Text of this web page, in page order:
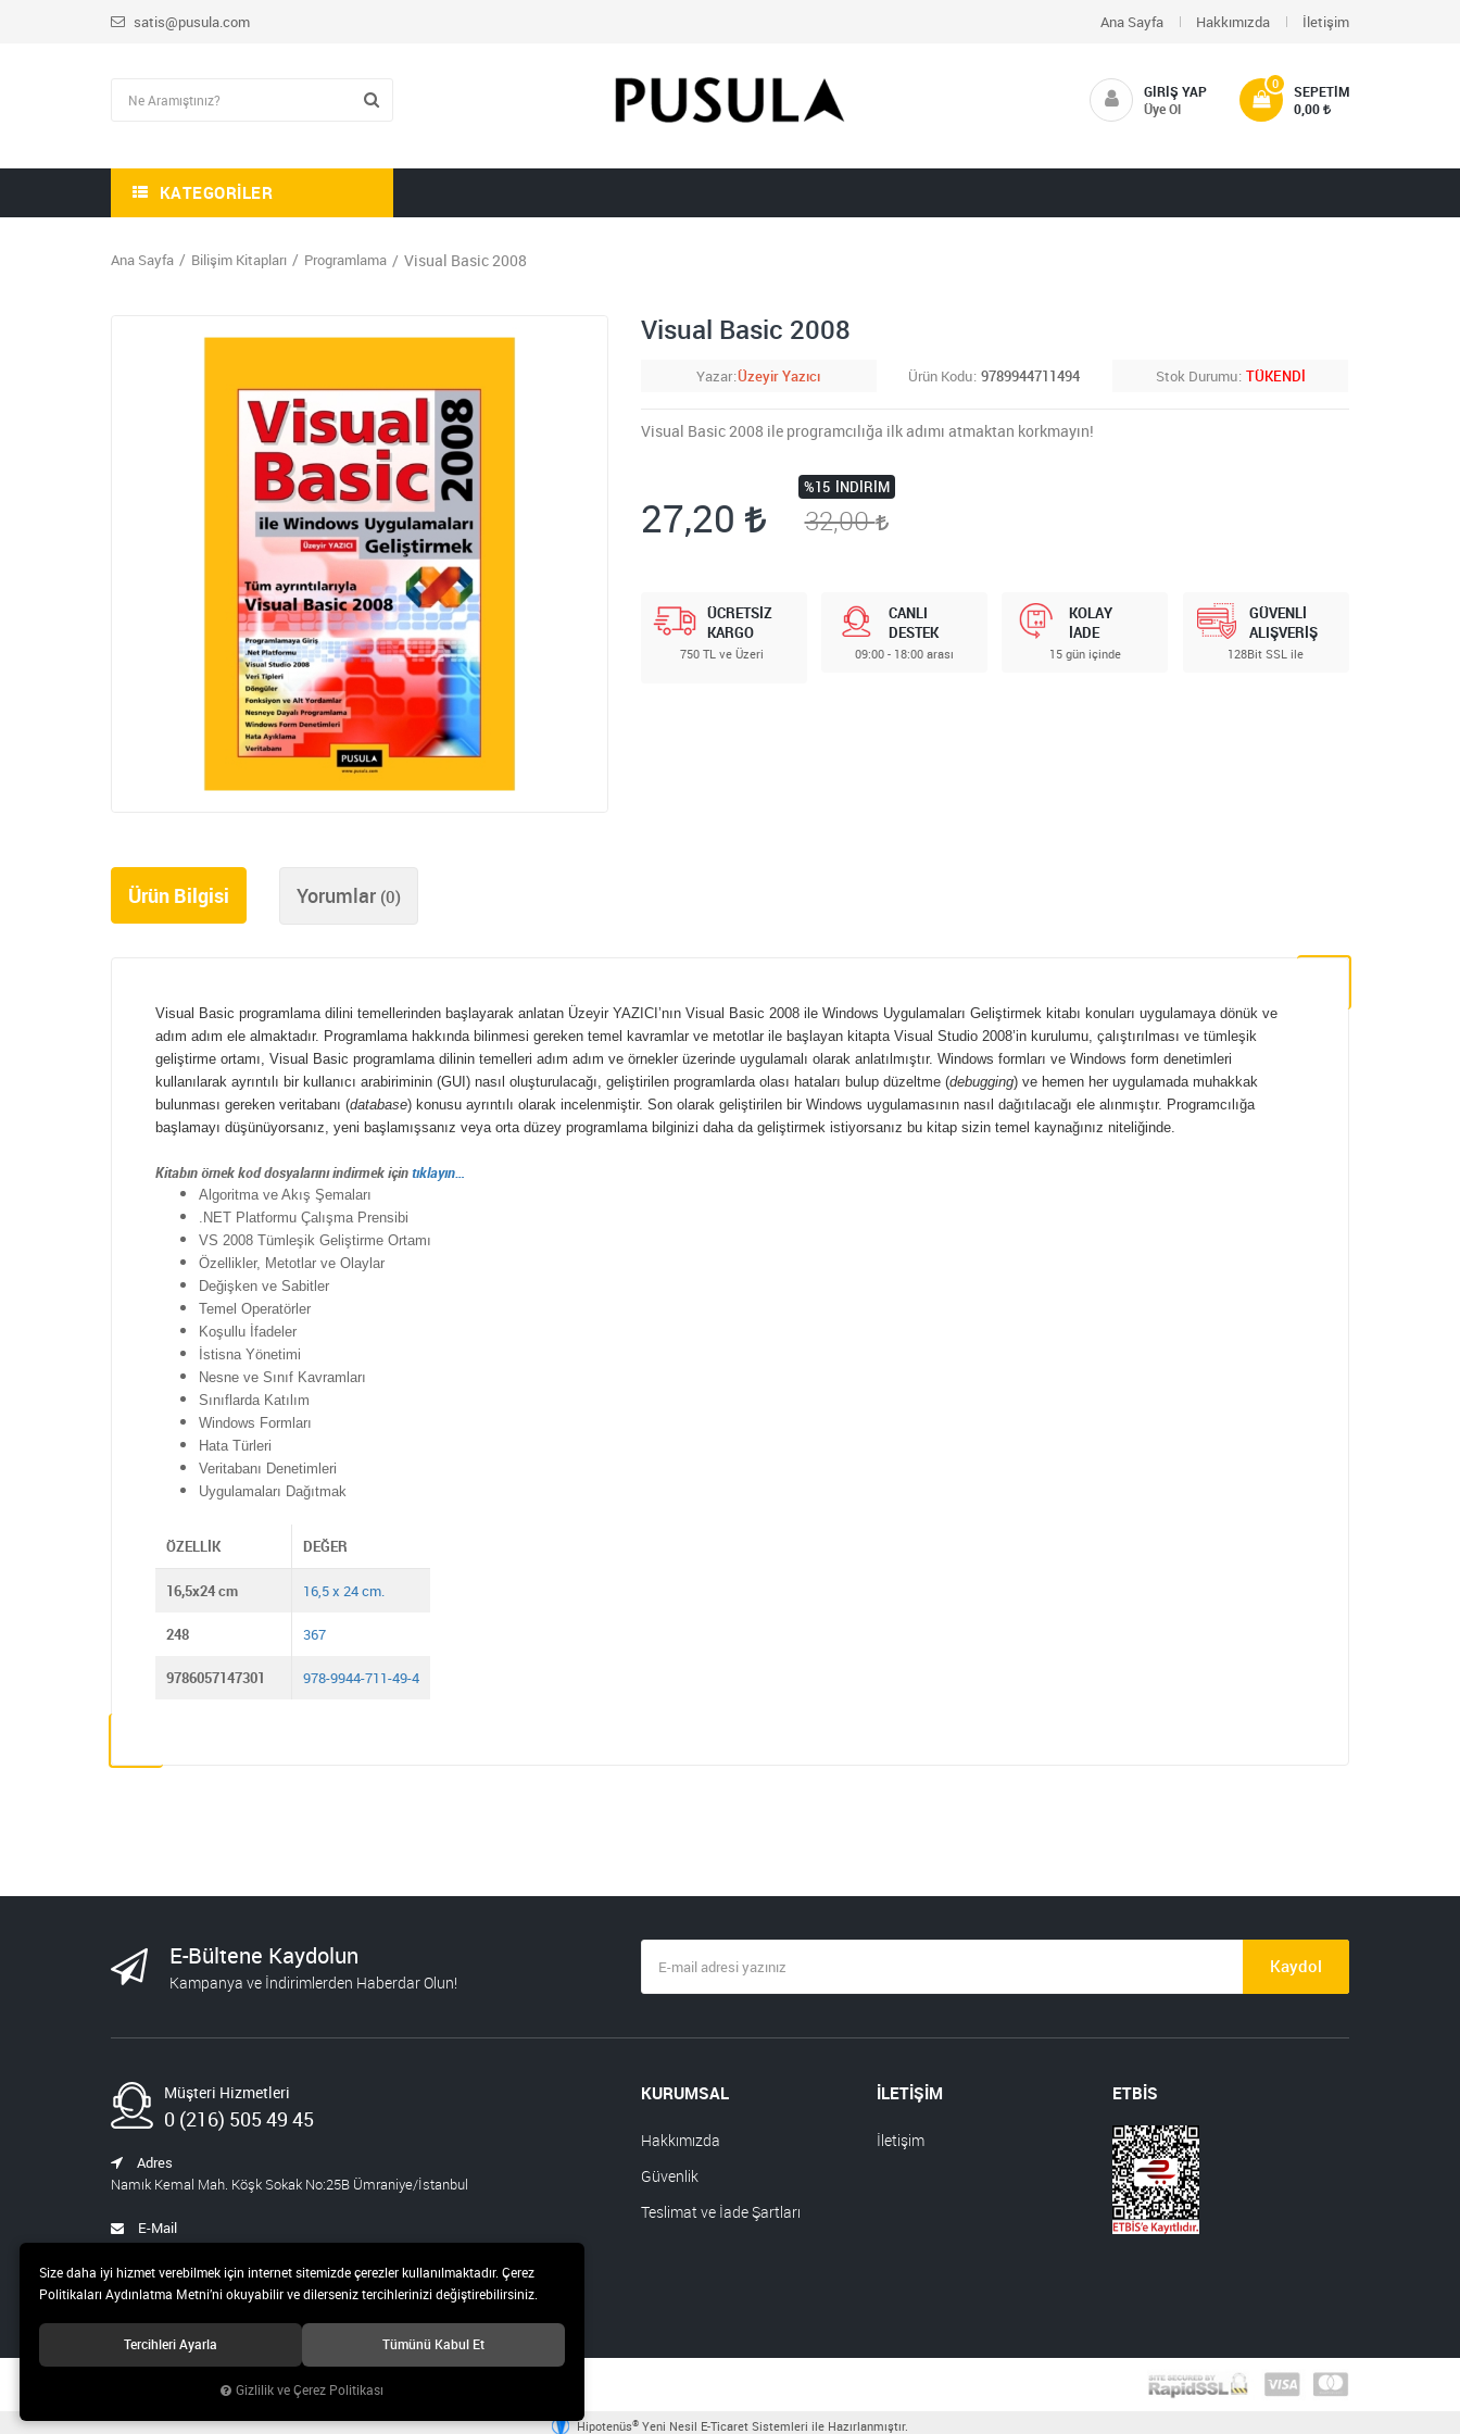
satis@pusula.com Ana Sayfa Hakkımızda İletişim
SEPETIM
0
0,00
GIRIŞ YAP
Üye Ol
KATEGORILER
Ana Sayfa Bilişim Kitapları Programlama Visual Basic 2008
Visual Basic 2008
Yazar Üzeyir Yazıcı Ürün Kodu 9789944711494 Stok Durumu TÜKENDİ
Visual Basic 2008 ile programcılığa ilk adımı atmaktan korkmayın!
27,20
%15 İNDIRIM
32,00
ÜCRETSİZ
KARGO
750 TL ve Üzeri
CANLI
DESTEK
09:00 - 18:00 arası
KOLAY
İADE
15 gün içinde
GÜVENLİ
ALIŞVERİŞ
128Bit SSL ile
Ürün Bilgisi Yorumlar (0)
Visual Basic programlama dilini temellerinden başlayarak anlatan Üzeyir YAZICI’nın Visual Basic 2008 ile Windows Uygulamaları Geliştirmek kitabı konuları uygulamaya dönük ve
adım adım ele almaktadır. Programlama hakkında bilinmesi gereken temel kavramlar ve metotlar ile başlayan kitapta Visual Studio 2008’in kurulumu, çalıştırılması ve tümleşik
geliştirme ortamı, Visual Basic programlama dilinin temelleri adım adım ve örnekler üzerinde uygulamalı olarak anlatılmıştır. Windows formları ve Windows form denetimleri
kullanılarak ayrıntılı bir kullanıcı arabiriminin (GUI) nasıl oluşturulacağı, geliştirilen programlarda olası hataları bulup düzeltme (debugging) ve hemen her uygulamada muhakkak
bulunması gereken veritabanı (database) konusu ayrıntılı olarak incelenmiştir. Son olarak geliştirilen bir Windows uygulamasının nasıl dağıtılacağı ele alınmıştır. Programcılığa
başlamayı düşünüyorsanız, yeni başlamışsanız veya orta düzey programlama bilginizi daha da geliştirmek istiyorsanız bu kitap sizin temel kaynağınız niteliğinde.
Kitabın örnek kod dosyalarını indirmek içintıklayın…
Algoritma ve Akış Şemaları
.NET Platformu Çalışma Prensibi
VS 2008 Tümleşik Geliştirme Ortamı
Özellikler, Metotlar ve Olaylar
Değişken ve Sabitler
Temel Operatörler
Koşullu İfadeler
İstisna Yönetimi
Nesne ve Sınıf Kavramları
Sınıflarda Katılım
Windows Formları
Hata Türleri
Veritabanı Denetimleri
Uygulamaları Dağıtmak
ÖZELLIK DEĞER
16,5x24 cm 16,5 x 24 cm.
248 367
9786057147301 978-9944-711-49-4
E-Bültene Kaydolun
Kampanya ve İndirimlerden Haberdar Olun!
Kaydol
Müşteri Hizmetleri
0 (216) 505 49 45
Adres
Namık Kemal Mah. Köşk Sokak No:25B Ümraniye/İstanbul
E-Mail
satis@pusula.com
KURUMSAL
Hakkımızda
Güvenlik
Teslimat ve İade Şartları
İLETİŞİM
İletişim
ETBİS
© 2019 Pusula 20 Teknoloji ve Yayıncılık A.Ş Tüm hakları saklıdır.
Hipotenüs® Yeni Nesil E-Ticaret Sistemleri ile Hazırlanmıştır.
Size daha iyi hizmet verebilmek için internet sitemizde çerezler kullanılmaktadır. Çerez
Politikaları Aydınlatma Metni’ni okuyabilir ve dilerseniz tercihlerinizi değiştirebilirsiniz.
Tercihleri Ayarla Tümünü Kabul Et
Gizlilik ve Çerez Politikası